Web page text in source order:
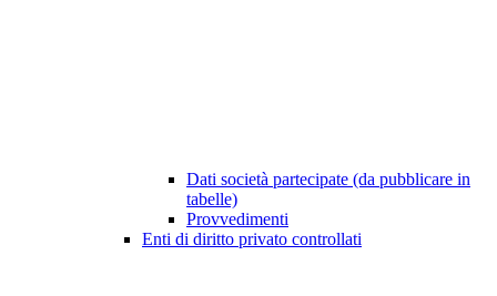
Dati società partecipate (da pubblicare in
tabelle)
Provvedimenti
Enti di diritto privato controllati